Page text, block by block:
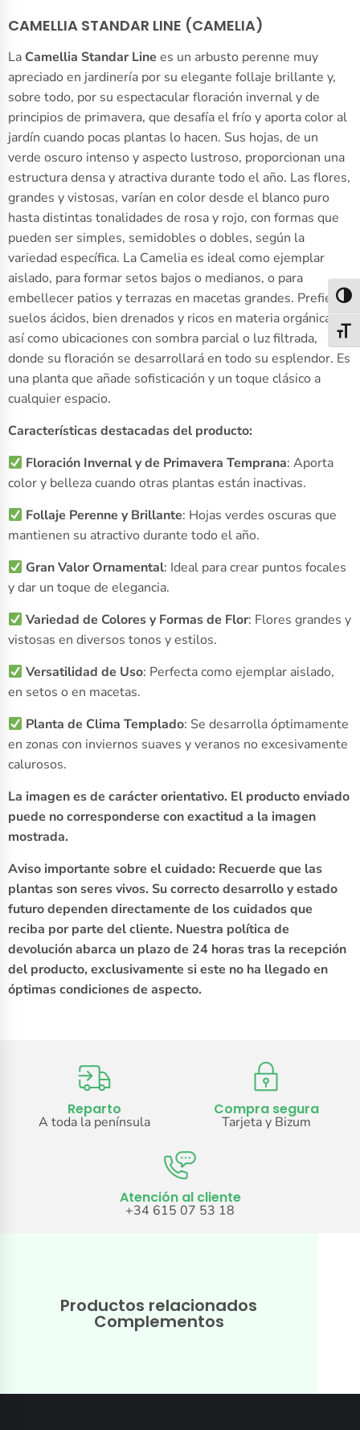
CAMELLIA STANDAR LINE (CAMELIA)
La Camellia Standar Line es un arbusto perenne muy
apreciado en jardinería por su elegante follaje brillante y,
sobre todo, por su espectacular floración invernal y de
principios de primavera, que desafía el frío y aporta color al
jardín cuando pocas plantas lo hacen. Sus hojas, de un
verde oscuro intenso y aspecto lustroso, proporcionan una
estructura densa y atractiva durante todo el año. Las flores,
grandes y vistosas, varían en color desde el blanco puro
hasta distintas tonalidades de rosa y rojo, con formas que
pueden ser simples, semidobles o dobles, según la
variedad específica. La Camelia es ideal como ejemplar
aislado, para formar setos bajos o medianos, o para
embellecer patios y terrazas en macetas grandes. Prefiere
suelos ácidos, bien drenados y ricos en materia orgánica,
así como ubicaciones con sombra parcial o luz filtrada,
donde su floración se desarrollará en todo su esplendor. Es
una planta que añade sofisticación y un toque clásico a
cualquier espacio.
Características destacadas del producto:
Floración Invernal y de Primavera Temprana: Aporta
color y belleza cuando otras plantas están inactivas.
Follaje Perenne y Brillante: Hojas verdes oscuras que
mantienen su atractivo durante todo el año.
Gran Valor Ornamental: Ideal para crear puntos focales
y dar un toque de elegancia.
Variedad de Colores y Formas de Flor: Flores grandes y
vistosas en diversos tonos y estilos.
Versatilidad de Uso: Perfecta como ejemplar aislado,
en setos o en macetas.
Planta de Clima Templado: Se desarrolla óptimamente
en zonas con inviernos suaves y veranos no excesivamente
calurosos.
La imagen es de carácter orientativo. El producto enviado
puede no corresponderse con exactitud a la imagen
mostrada.
Aviso importante sobre el cuidado: Recuerde que las
plantas son seres vivos. Su correcto desarrollo y estado
futuro dependen directamente de los cuidados que
reciba por parte del cliente. Nuestra política de
devolución abarca un plazo de 24 horas tras la recepción
del producto, exclusivamente si este no ha llegado en
óptimas condiciones de aspecto.
Reparto
A toda la península
Compra segura
Tarjeta y Bizum
Atención al cliente
+34 615 07 53 18
Productos relacionados
Complementos